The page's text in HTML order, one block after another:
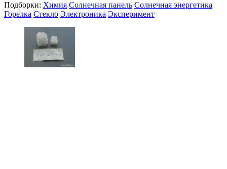
Подборки: Химия Солнечная панель Солнечная энергетика
Горелка Стекло Электроника Эксперимент